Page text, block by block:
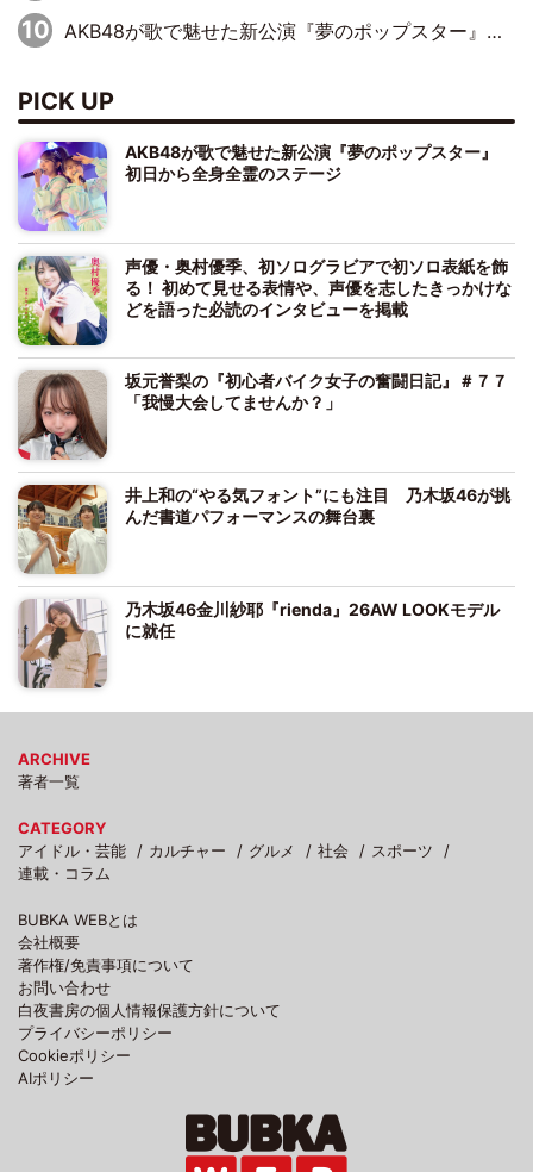
AKB48が歌で魅せた新公演『夢のポップスター』 初日から全身全霊のステージ
PICK UP
AKB48が歌で魅せた新公演『夢のポップスター』
初日から全身全霊のステージ
声優・奥村優季、初ソログラビアで初ソロ表紙を飾
る！ 初めて見せる表情や、声優を志したきっかけな
どを語った必読のインタビューを掲載
坂元誉梨の『初心者バイク女子の奮闘日記』＃７７
「我慢大会してませんか？」
井上和の“やる気フォント”にも注目 乃木坂46が挑
んだ書道パフォーマンスの舞台裏
乃木坂46金川紗耶『rienda』26AW LOOKモデル
に就任
ARCHIVE
著者一覧
CATEGORY
アイドル・芸能
カルチャー グルメ 社会
スポーツ
連載・コラム
BUBKA WEBとは
会社概要
著作権/免責事項について
お問い合わせ
白夜書房の個人情報保護方針について
プライバシーポリシー
Cookieポリシー
AIポリシー